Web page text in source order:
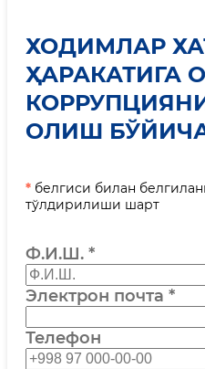
ХОДИМЛАР
ҲАРАКАТИГА
ОЛИШ
* белгиси билан
тўлдирилиши шарт
Ф.И.Ш. *
Электрон почта *
Телефон